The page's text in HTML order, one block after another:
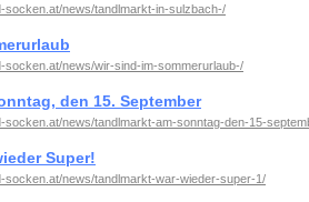
socken.at/news/tandlmarkt-in-sulzbach-/
socken.at/news/wir-sind-im-sommerurlaub-/
den 15. September
socken.at/news/tandlmarkt-am-sonntag-den-15-
Super!
socken.at/news/tandlmarkt-war-wieder-super-1/